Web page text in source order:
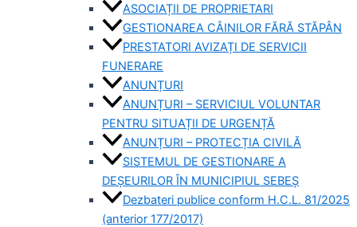
ASOCIAȚII DE PROPRIETARI
GESTIONAREA CÂINILOR FĂRĂ STĂPÂN
PRESTATORI AVIZAȚI DE SERVICII
FUNERARE
ANUNȚURI
ANUNȚURI – SERVICIUL VOLUNTAR
PENTRU SITUAȚII DE URGENȚĂ
ANUNȚURI – PROTECȚIA CIVILĂ
SISTEMUL DE GESTIONARE A
DEȘEURILOR ÎN MUNICIPIUL SEBEȘ
Dezbateri publice conform H.C.L. 81/2025
(anterior 177/2017)